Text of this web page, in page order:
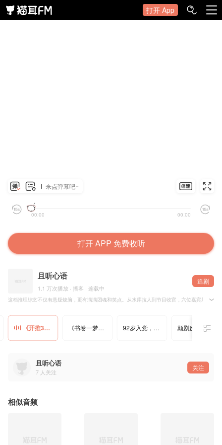
打开 App
来点弹幕吧~
00:00 00:00
打开 APP 免费收听
且听心语
1.1 万次播放 · 播客 · 连载中
追剧
这档推理综艺不仅有悬疑烧脑，更有满满团魂和笑点。从水库拉人到节目收官，六位嘉宾展现
《开推3》泪目的推综，团魂暖到心坎 《书卷一梦》南珩小号离十六下线，一身份一条命，解救众人的选择 92岁入党，游本昌爷爷不忘初心的一生信仰 颠剧反转，《书卷一梦》造四维世界，谁是剧中人，谁是做局者
且听心语
7 人关注
关注
相似音频